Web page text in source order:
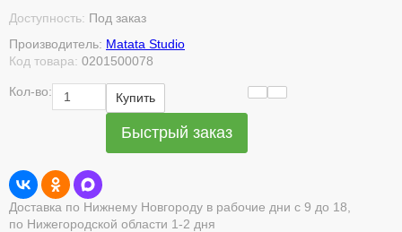
Доступность: Под заказ
Производитель: Matata Studio
Код товара: 0201500078
Кол-во: Купить
Быстрый заказ
Доставка по Нижнему Новгороду в рабочие дни с 9 до 18,
по Нижегородской области 1-2 дня